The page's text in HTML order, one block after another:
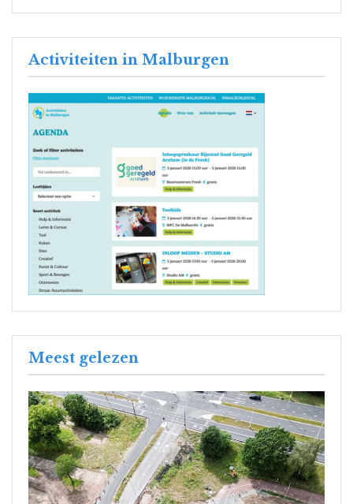
Activiteiten in Malburgen
Meest gelezen